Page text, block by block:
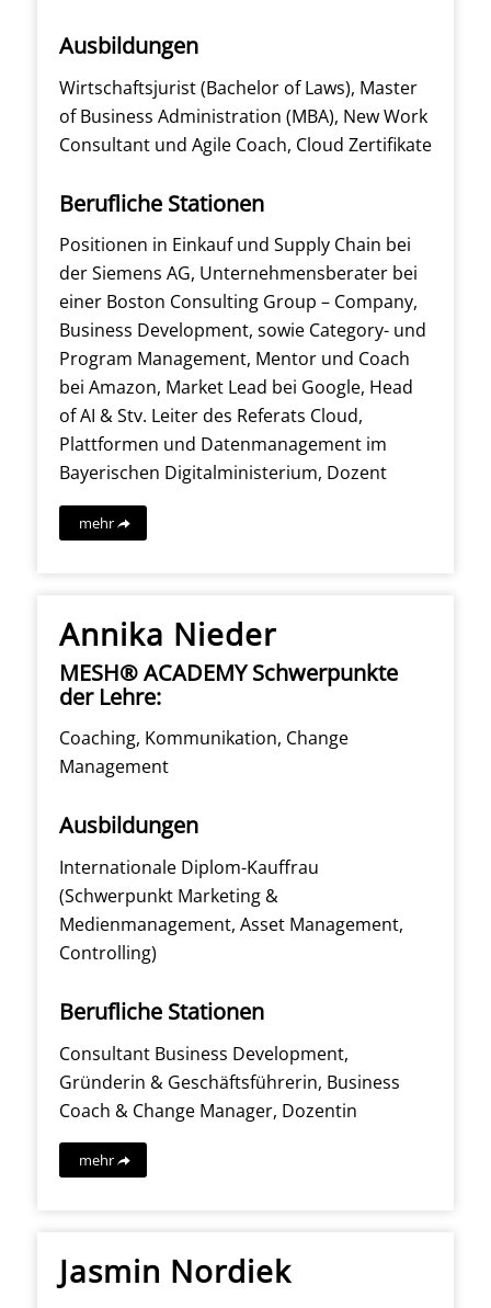
Ausbildungen
Wirtschaftsjurist (Bachelor of Laws), Master
of Business Administration (MBA), New Work
Consultant und Agile Coach, Cloud Zertifikate
Berufliche Stationen
Positionen in Einkauf und Supply Chain bei
der Siemens AG, Unternehmensberater bei
einer Boston Consulting Group – Company,
Business Development, sowie Category- und
Program Management, Mentor und Coach
bei Amazon, Market Lead bei Google, Head
of AI & Stv. Leiter des Referats Cloud,
Plattformen und Datenmanagement im
Bayerischen Digitalministerium, Dozent
mehr
Annika Nieder
MESH® ACADEMY Schwerpunkte
der Lehre:
Coaching, Kommunikation, Change
Management
Ausbildungen
Internationale Diplom-Kauffrau
(Schwerpunkt Marketing &
Medienmanagement, Asset Management,
Controlling)
Berufliche Stationen
Consultant Business Development,
Gründerin & Geschäftsführerin, Business
Coach & Change Manager, Dozentin
mehr
Jasmin Nordiek